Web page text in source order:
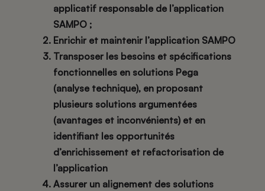
applicatif responsable de l’application
SAMPO ;
Enrichir et maintenir l’application SAMPO
Transposer les besoins et spécifications
fonctionnelles en solutions Pega
(analyse technique), en proposant
plusieurs solutions argumentées
(avantages et inconvénients) et en
identifiant les opportunités
d’enrichissement et refactorisation de
l’application
Assurer un alignement des solutions